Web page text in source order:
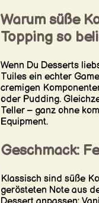
Warum süße
Topping so
Wenn Du Desserts
Tuiles ein echter
cremigen
oder Pudding.
Teller – ganz ohne
Equipment.
Geschmack:
Klassisch sind süße
gerösteten Note aus